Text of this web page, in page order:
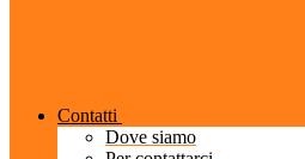
Contatti
Dove siamo